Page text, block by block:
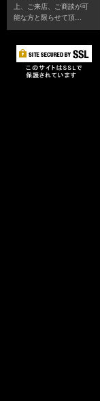
上、ご来店、ご商談が可
能な方と限らせて頂…